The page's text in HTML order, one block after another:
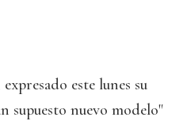
este lunes su
supuesto nuevo modelo"